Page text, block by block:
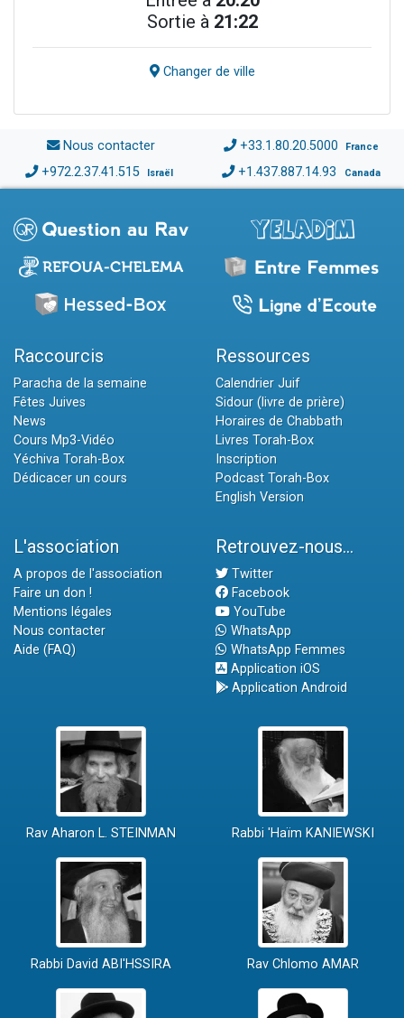
Sortie à 21:22
Changer de ville
Nous contacter +33.1.80.20.5000 France
+972.2.37.41.515 Israël +1.437.887.14.93 Canada
Raccourcis
Paracha de la semaine
Fêtes Juives
News
Cours Mp3-Vidéo
Yéchiva Torah-Box
Dédicacer un cours
Ressources
Calendrier Juif
Sidour (livre de prière)
Horaires de Chabbath
Livres Torah-Box
Inscription
Podcast Torah-Box
English Version
L'association
A propos de l'association
Faire un don !
Mentions légales
Nous contacter
Aide (FAQ)
Retrouvez-nous...
Twitter
Facebook
YouTube
WhatsApp
WhatsApp Femmes
Application iOS
Application Android
Rav Aharon L. STEINMAN Rabbi 'Haïm KANIEWSKI
Rabbi David ABI'HSSIRA Rav Chlomo AMAR